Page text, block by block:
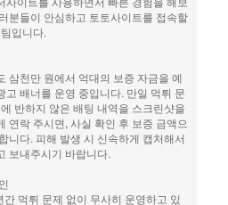
분들이 안심하고 토토사이트를 접속할
입니다.
삼천만 원에서 억대의 보증 자금을 예
고 배너를 운영 중입니다. 만일 먹튀 문
반하지 않은 배팅 내역을 스크린샷을
연락 주시면, 사실 확인 후 보증 금액으
니다. 피해 발생 시 신속하게 캡처해서
보내주시기 바랍니다.
먹튀 문제 없이 무사히 운영하고 있